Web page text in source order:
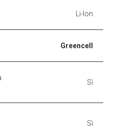
Li-Ion
Greencell
Sì
Sì